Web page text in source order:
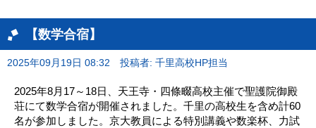
【数学合宿】
2025年09月19日 08:32 投稿者: 千里高校HP担当
2025年8月17～18日、天王寺・四條畷高校主催で聖護院御殿
荘にて数学合宿が開催されました。千里の高校生を含め計60
名が参加しました。京大教員による特別講義や数楽杯、力試